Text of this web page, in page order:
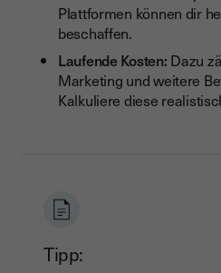
Plattformen können dir
beschaffen.
Laufende Kosten: Dazu
Marketing und weitere
Kalkuliere diese
Tipp: